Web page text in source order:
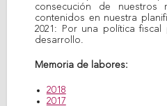
consecución de nuestros
contenidos en nuestra
2021: Por una política fiscal
desarrollo.
Memoria de labores:
2018
2017